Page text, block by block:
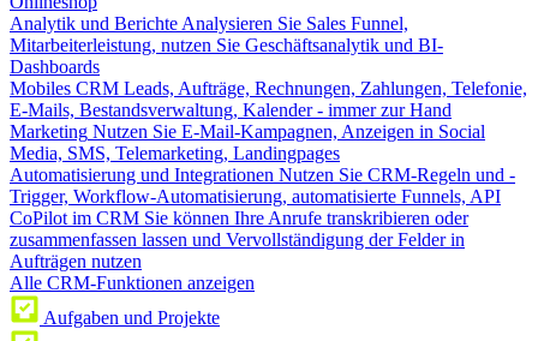
Analytik und Berichte Analysieren Sie Sales Funnel,
Mitarbeiterleistung, nutzen Sie Geschäftsanalytik und BI-
Dashboards
Mobiles CRM Leads, Aufträge, Rechnungen, Zahlungen, Telefonie,
E-Mails, Bestandsverwaltung, Kalender - immer zur Hand
Marketing Nutzen Sie E-Mail-Kampagnen, Anzeigen in Social
Media, SMS, Telemarketing, Landingpages
Automatisierung und Integrationen Nutzen Sie CRM-Regeln und -
Trigger, Workflow-Automatisierung, automatisierte Funnels, API
CoPilot im CRM Sie können Ihre Anrufe transkribieren oder
zusammenfassen lassen und Vervollständigung der Felder in
Aufträgen nutzen
Alle CRM-Funktionen anzeigen
Aufgaben und Projekte